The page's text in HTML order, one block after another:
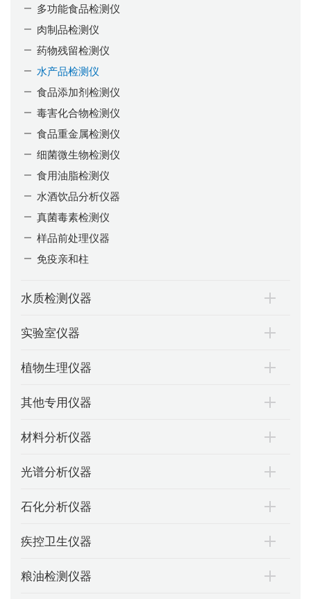
多功能食品检测仪
肉制品检测仪
药物残留检测仪
水产品检测仪
食品添加剂检测仪
毒害化合物检测仪
食品重金属检测仪
细菌微生物检测仪
食用油脂检测仪
水酒饮品分析仪器
真菌毒素检测仪
样品前处理仪器
免疫亲和柱
水质检测仪器
实验室仪器
植物生理仪器
其他专用仪器
材料分析仪器
光谱分析仪器
石化分析仪器
疾控卫生仪器
粮油检测仪器